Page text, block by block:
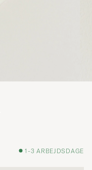
1-3 ARBEJDSDAGE